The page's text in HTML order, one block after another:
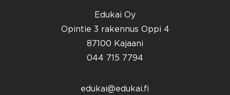
Edukai Oy
Opintie 3 rakennus Oppi 4
87100 Kajaani
044 715 7794
edukai@edukai.fi